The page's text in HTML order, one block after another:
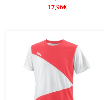
17,96€